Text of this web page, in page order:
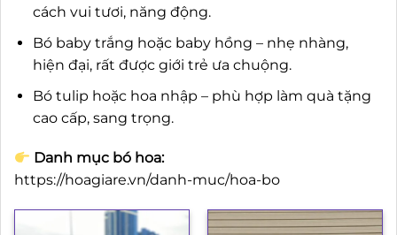
cách vui tươi, năng động.
Bó baby trắng hoặc baby hồng – nhẹ nhàng,
hiện đại, rất được giới trẻ ưa chuộng.
Bó tulip hoặc hoa nhập – phù hợp làm quà tặng
cao cấp, sang trọng.
Danh mục bó hoa:
https://hoagiare.vn/danh-muc/hoa-bo